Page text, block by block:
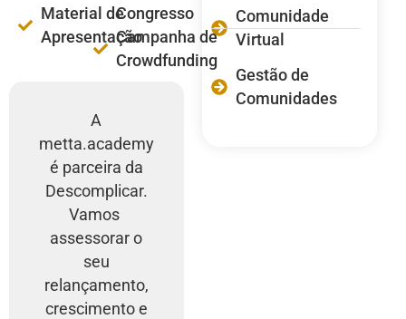
Comunidade
Virtual
Gestão de
Comunidades
Material de
Apresentação
Congresso
Campanha de
Crowdfunding
A
metta.academy
é parceira da
Descomplicar.
Vamos
assessorar o
seu
relançamento,
crescimento e